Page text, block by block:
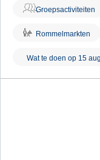
Groepsactiviteiten
Rommelmarkten
Wat te doen op 15